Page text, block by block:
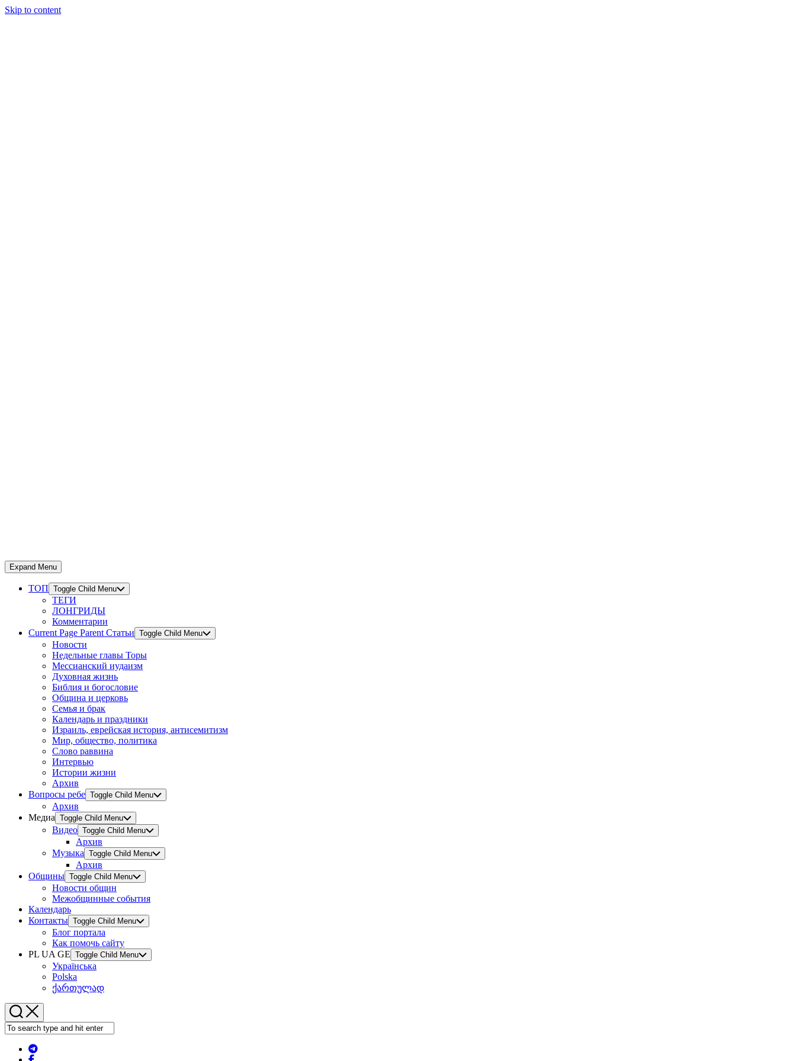
Skip to content
Expand Menu
ТОП Toggle Child Menu
ТЕГИ
ЛОНГРИДЫ
Комментарии
Current Page Parent Статьи Toggle Child Menu
Новости
Недельные главы Торы
Мессианский иудаизм
Духовная жизнь
Библия и богословие
Община и церковь
Семья и брак
Календарь и праздники
Израиль, еврейская история, антисемитизм
Мир, общество, политика
Слово раввина
Интервью
Истории жизни
Архив
Вопросы ребе Toggle Child Menu
Архив
Медиа Toggle Child Menu
Видео Toggle Child Menu
Архив
Музыка Toggle Child Menu
Архив
Общины Toggle Child Menu
Новости общин
Межобщинные события
Календарь
Контакты Toggle Child Menu
Блог портала
Как помочь сайту
PL UA GE Toggle Child Menu
Українська
Polska
ქართულად